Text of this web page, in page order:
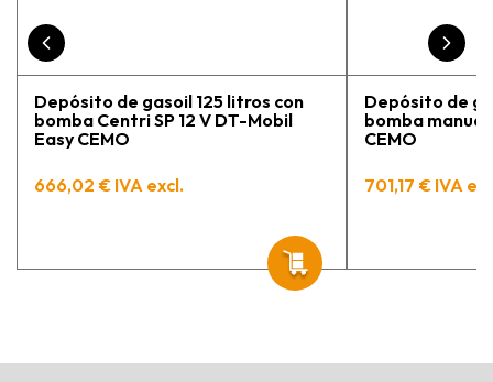
Depósito de gasoil 125 litros con
bomba Centri SP 12 V DT-Mobil
Easy CEMO
666,02 € IVA excl.
Depósito de
bomba
CEMO
701,17 € IVA